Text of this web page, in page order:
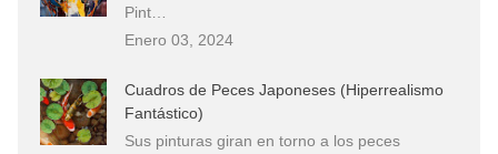
Pint…
Enero 03, 2024
Cuadros de Peces Japoneses (Hiperrealismo
Fantástico)
Sus pinturas giran en torno a los peces